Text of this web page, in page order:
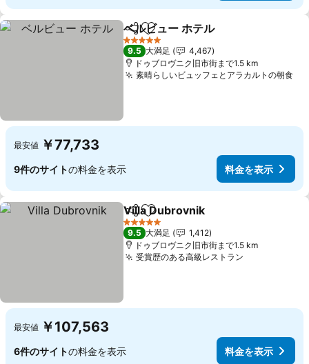
シェアお気に入りに追加
ベルビュー ホテル
5 ホテルのランク
9.5 大満足
4,467
ドゥブロヴニク旧市街まで1.5 km
素晴らしいビュッフェとアラカルトの朝食料
最安値 ￥77,733
9件のサイトの料金を表示 料金を表示
シェアお気に入りに追加
Villa Dubrovnik
5 ホテルのランク
9.5 大満足
1,412
ドゥブロヴニク旧市街まで1.5 km
受賞歴のある高級レストラン
最安値 ￥107,563
6件のサイトの料金を表示 料金を表示